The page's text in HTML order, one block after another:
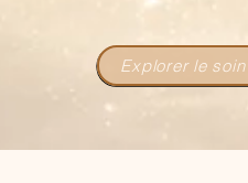
Explorer le